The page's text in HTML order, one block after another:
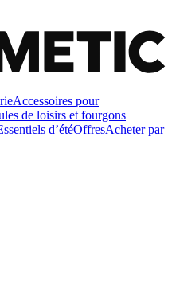
Accessoires pour
de loisirs et fourgons
d’étéOffresAcheter par